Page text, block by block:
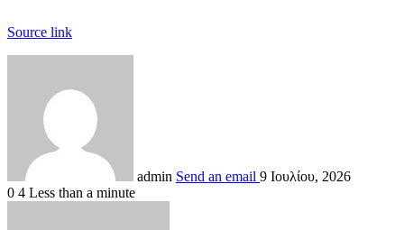
Source link
admin Send an email 9 Ιουλίου, 2026
0 4 Less than a minute